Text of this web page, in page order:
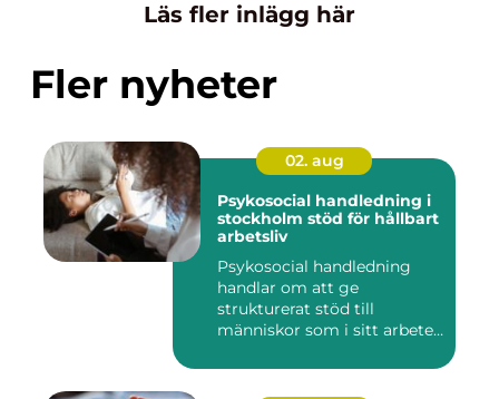
Läs fler inlägg här
Fler nyheter
02. aug
Psykosocial handledning i
stockholm stöd för hållbart
arbetsliv
Psykosocial handledning
handlar om att ge
strukturerat stöd till
människor som i sitt arbete